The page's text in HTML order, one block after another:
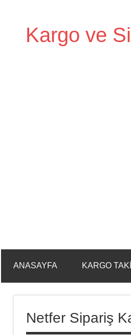
Kargo ve
Kargo
ANASAYFA KARGO
Netfer Sipariş